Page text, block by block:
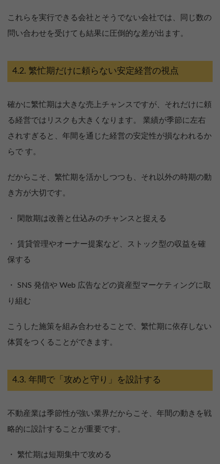
これらを実行できる会社とそうでない会社では、同じ数の
問い合わせを受けても結果に圧倒的な差が出ます。
繁忙期だけに頼らない安定経営の視点
確かに繁忙期は大きな売上チャンスですが、それだけに頼
る経営ではリスクも大きくなります。 業績が季節に左右
されすぎると、年間を通じた経営の安定性が損なわれるか
らで す。
だからこそ、繁忙期を活かしつつも、それ以外の時期の動
き方が大切です。
・ 閑散期は改善と仕込みのチャンスと捉える
・ 賃貸管理やオーナー提案など、ストック型の収益を確
保する
・ SNS 発信や Web 広告などの資産型マーケティングに取
り組む
こうした施策を組み合わせることで、繁忙期に依存しない
体質をつくることができます。
年間で「攻めと守り」を設計する
不動産業は季節性が強い業界だからこそ、年間の動きを戦
略的に設計することが重要です。
・ 繁忙期は短期集中で攻める